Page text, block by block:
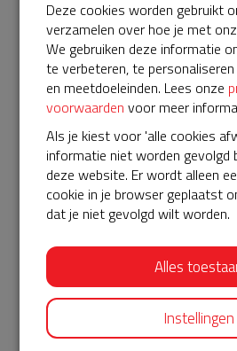
weer gebruiksklaar wordt gemaakt
wanneer deze een storing heeft.
nieuwe elektroden en/of een
Kortom, een belangrijke service die
Om het te kunnen verlengen heb ik
jullie mee?
Indien je mee wil helpen,
een bedrag te doneren naar keuze,
onderhoud kunnen blijven bieden
deze in top conditie te houden!
Voel je vrij om dit bericht te delen
zoeken voor meer informatie.
Alvast hartelijk dank!
Deze cookies worden gebruikt
verzamelen over hoe je met
We gebruiken deze informatie
te verbeteren, te
en meetdoeleinden. Lees onze
voorwaarden voor meer
Als je kiest voor 'alle cookies
informatie niet worden gevolgd
deze website. Er wordt alleen
cookie in je browser geplaatst
dat je niet gevolgd wilt worden.
Alles
Instellingen